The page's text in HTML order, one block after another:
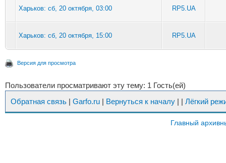
Харьков: сб, 20 октября, 03:00 RP5.UA
Харьков: сб, 20 октября, 15:00 RP5.UA
Версия для просмотра
Пользователи просматривают эту тему: 1 Гость(ей)
Обратная связь | Garfo.ru | Вернуться к началу | | Лёгкий
Главный